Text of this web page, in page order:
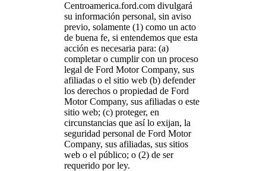
Centroamerica.ford.com divulgará
su información personal, sin aviso
previo, solamente (1) como un acto
de buena fe, si entendemos que esta
acción es necesaria para: (a)
completar o cumplir con un proceso
legal de Ford Motor Company, sus
afiliadas o el sitio web (b) defender
los derechos o propiedad de Ford
Motor Company, sus afiliadas o este
sitio web; (c) proteger, en
circunstancias que así lo exijan, la
seguridad personal de Ford Motor
Company, sus afiliadas, sus sitios
web o el público; o (2) de ser
requerido por ley.